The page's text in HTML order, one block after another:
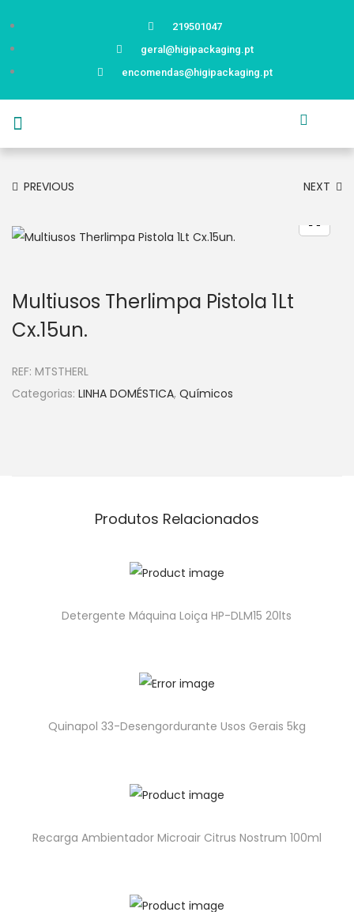
219501047
geral@higipackaging.pt
encomendas@higipackaging.pt
PREVIOUS NEXT
Multiusos Therlimpa Pistola 1Lt
Cx.15un.
REF: MTSTHERL
Categorias: LINHA DOMÉSTICA, Químicos
Produtos Relacionados
Detergente Máquina Loiça HP-DLM15 20lts
Quinapol 33-Desengordurante Usos Gerais 5kg
Recarga Ambientador Microair Citrus Nostrum 100ml